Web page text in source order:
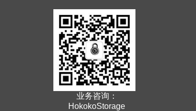
业务咨询：
HokokoStorage